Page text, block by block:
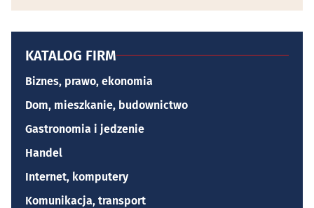
KATALOG FIRM
Biznes, prawo, ekonomia
Dom, mieszkanie, budownictwo
Gastronomia i jedzenie
Handel
Internet, komputery
Komunikacja, transport